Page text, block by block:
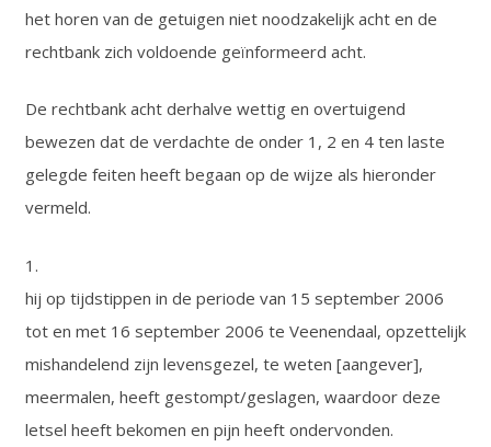
het horen van de getuigen niet noodzakelijk acht en de
rechtbank zich voldoende geïnformeerd acht.
De rechtbank acht derhalve wettig en overtuigend
bewezen dat de verdachte de onder 1, 2 en 4 ten laste
gelegde feiten heeft begaan op de wijze als hieronder
vermeld.
1.
hij op tijdstippen in de periode van 15 september 2006
tot en met 16 september 2006 te Veenendaal, opzettelijk
mishandelend zijn levensgezel, te weten [aangever],
meermalen, heeft gestompt/geslagen, waardoor deze
letsel heeft bekomen en pijn heeft ondervonden.